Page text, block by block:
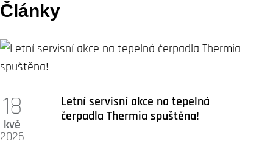
Články
Letní servisní akce na tepelná
čerpadla Thermia spuštěna!
18
kvě
2026